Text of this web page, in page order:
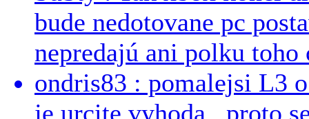
bude nedotovane pc
nepredajú ani polku toho
ondris83 : pomalejsi L3
je urcite vyhoda...proto